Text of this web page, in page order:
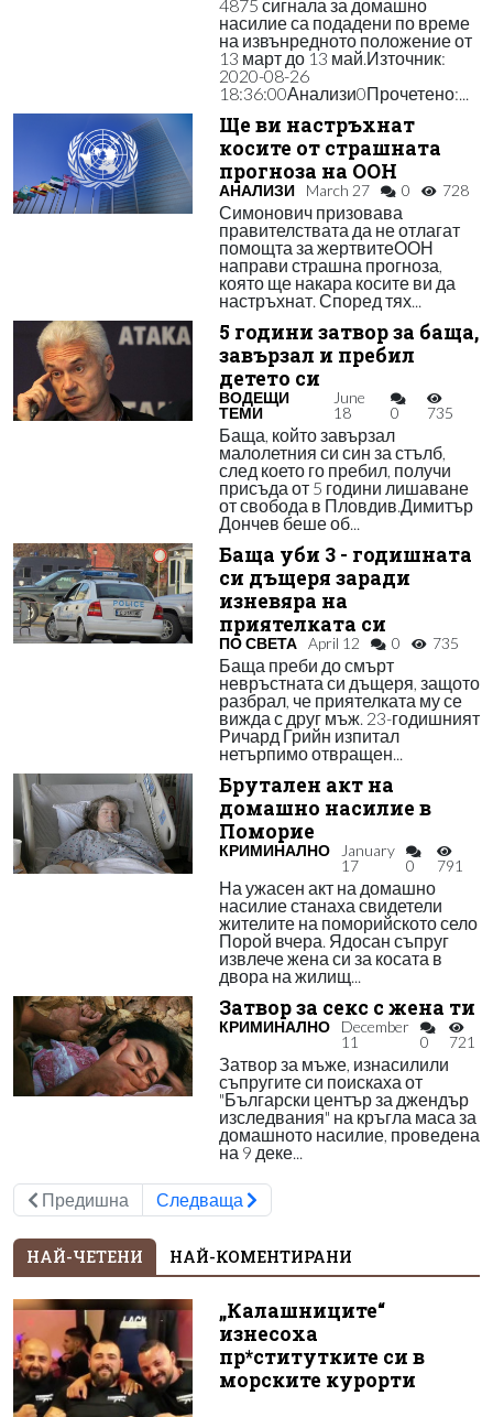
4875 сигнала за домашно
насилие са подадени по време
на извънредното положение от
13 март до 13 май.Източник:
2020-08-26
18:36:00Анализи0Прочетено:...
Ще ви настръхнат
косите от страшната
прогноза на ООН
АНАЛИЗИ March 27 0 728
Симонович призовава
правителствата да не отлагат
помощта за жертвитеООН
направи страшна прогноза,
която ще накара косите ви да
настръхнат. Според тях...
5 години затвор за баща,
завързал и пребил
детето си
ВОДЕЩИ
ТЕМИ
June
18
0 735
Баща, който завързал
малолетния си син за стълб,
след което го пребил, получи
присъда от 5 години лишаване
от свобода в Пловдив.Димитър
Дончев беше об...
Баща уби 3 - годишната
си дъщеря заради
изневяра на
приятелката си
ПО СВЕТА April 12 0 735
Баща преби до смърт
невръстната си дъщеря, защото
разбрал, че приятелката му се
вижда с друг мъж. 23-годишният
Ричард Грийн изпитал
нетърпимо отвращен...
Брутален акт на
домашно насилие в
Поморие
КРИМИНАЛНО
January
17
0 791
На ужасен акт на домашно
насилие станаха свидетели
жителите на поморийското село
Порой вчера. Ядосан съпруг
извлече жена си за косата в
двора на жилищ...
Затвор за секс с жена ти
КРИМИНАЛНО
December
11
0 721
Затвор за мъже, изнасилили
съпругите си поискаха от
"Български център за джендър
изследвания" на кръгла маса за
домашното насилие, проведена
на 9 деке...
Предишна Следваща
НАЙ-ЧЕТЕНИ НАЙ-КОМЕНТИРАНИ
„Калашниците“
изнесоха
пр*ститутките си в
морските курорти